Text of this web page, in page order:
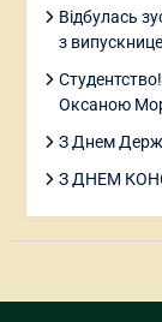
Відбулась
з
Оксаною
З Днем
З ДНЕМ